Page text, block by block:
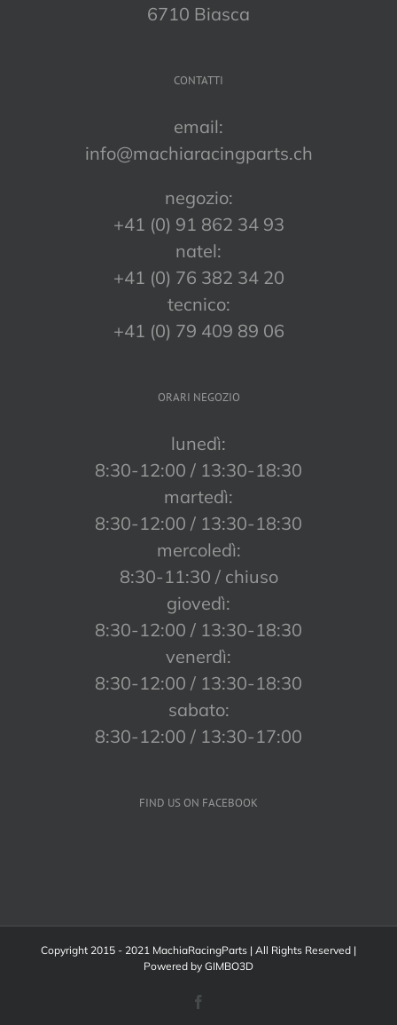
6710 Biasca
CONTATTI
email:
info@machiaracingparts.ch
negozio:
+41 (0) 91 862 34 93
natel:
+41 (0) 76 382 34 20
tecnico:
+41 (0) 79 409 89 06
ORARI NEGOZIO
lunedì:
8:30-12:00 / 13:30-18:30
martedì:
8:30-12:00 / 13:30-18:30
mercoledì:
8:30-11:30 / chiuso
giovedì:
8:30-12:00 / 13:30-18:30
venerdì:
8:30-12:00 / 13:30-18:30
sabato:
8:30-12:00 / 13:30-17:00
FIND US ON FACEBOOK
Copyright 2015 - 2021 MachiaRacingParts | All Rights Reserved |
Powered by GIMBO3D